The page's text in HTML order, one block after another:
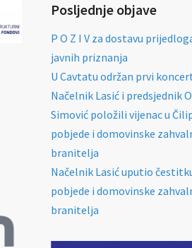
Posljednje objave
P O Z I V za dostavu
javnih priznanja
U Cavtatu održan prvi
Načelnik Lasić i predsjednik
Simović položili vijenac u
pobjede i domovinske
branitelja
Načelnik Lasić uputio
pobjede i domovinske
branitelja